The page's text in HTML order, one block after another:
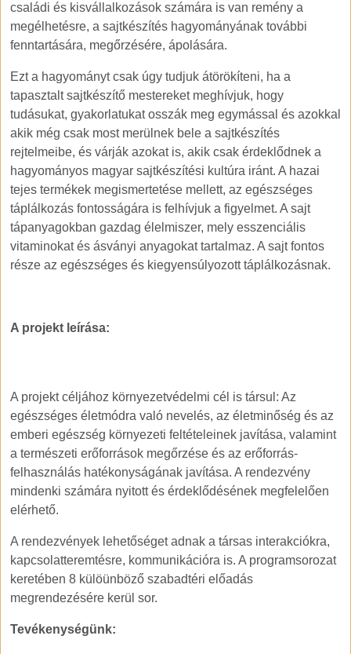
családi és kisvállalkozások számára is van remény a
megélhetésre, a sajtkészítés hagyományának további
fenntartására, megőrzésére, ápolására.
Ezt a hagyományt csak úgy tudjuk átörökíteni, ha a
tapasztalt sajtkészítő mestereket meghívjuk, hogy
tudásukat, gyakorlatukat osszák meg egymással és azokkal
akik még csak most merülnek bele a sajtkészítés
rejtelmeibe, és várják azokat is, akik csak érdeklődnek a
hagyományos magyar sajtkészítési kultúra iránt. A hazai
tejes termékek megismertetése mellett, az egészséges
táplálkozás fontosságára is felhívjuk a figyelmet. A sajt
tápanyagokban gazdag élelmiszer, mely esszenciális
vitaminokat és ásványi anyagokat tartalmaz. A sajt fontos
része az egészséges és kiegyensúlyozott táplálkozásnak.
A projekt leírása:
A projekt céljához környezetvédelmi cél is társul: Az
egészséges életmódra való nevelés, az életminőség és az
emberi egészség környezeti feltételeinek javítása, valamint
a természeti erőforrások megőrzése és az erőforrás-
felhasználás hatékonyságának javítása. A rendezvény
mindenki számára nyitott és érdeklődésének megfelelően
elérhető.
A rendezvények lehetőséget adnak a társas interakciókra,
kapcsolatteremtésre, kommunikációra is. A programsorozat
keretében 8 külöünböző szabadtéri előadás
megrendezésére kerül sor.
Tevékenységünk: